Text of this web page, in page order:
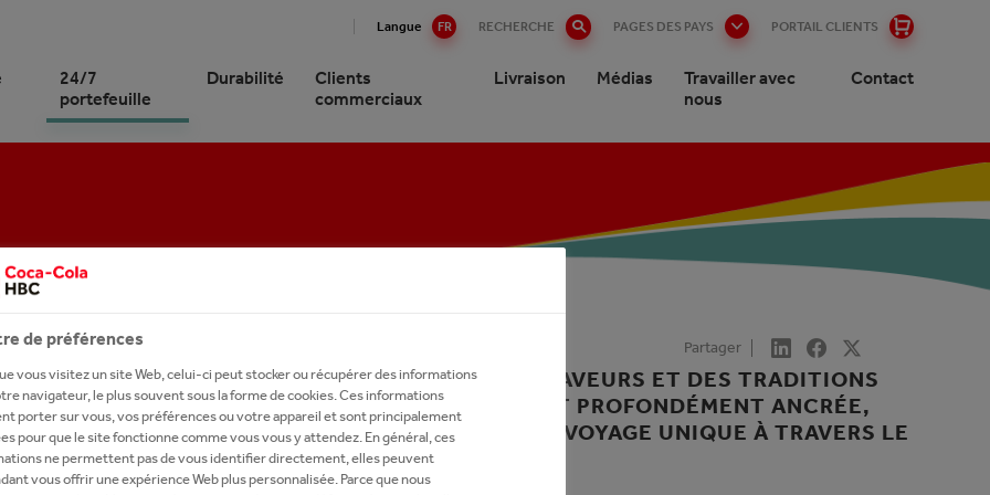
Langue FR RECHERCHE PAGES DES PAYS PORTAIL CLIENTS
24/7
portefeuille
Durabilité
Clients
commerciaux
Livraison Médias
Travailler avec
nous
Contact
Spirits
A-Z
et bien-être
et climat
de l’eau
plateforme de
durable
pour les entreprises
du service
Talents
externe
maintenant
Partager
OÙ NOUS CÉLÉBRONS LA DIVERSITÉ DES SAVEURS ET DES TRADITIONS
SUISSE, OÙ L'APPRÉCIATION DE LA QUALITÉ EST PROFONDÉMENT ANCRÉE,
DISTINGUÉES, OFFRANT CHACUNE UN VOYAGE UNIQUE À TRAVERS LE
de préférences
vous visitez un site Web, celui-ci peut stocker ou récupérer des informations
navigateur, le plus souvent sous la forme de cookies. Ces informations
porter sur vous, vos préférences ou votre appareil et sont principalement
pour que le site fonctionne comme vous vous y attendez. En général, ces
ne permettent pas de vous identifier directement, elles peuvent
vous offrir une expérience Web plus personnalisée. Parce que nous